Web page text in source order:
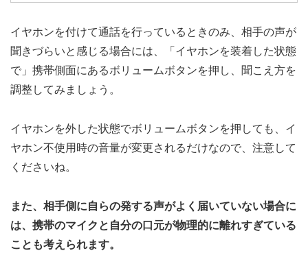
イヤホンを付けて通話を行っているときのみ、相手の声が
聞きづらいと感じる場合には、「イヤホンを装着した状態
で」携帯側面にあるボリュームボタンを押し、聞こえ方を
調整してみましょう。
イヤホンを外した状態でボリュームボタンを押しても、イ
ヤホン不使用時の音量が変更されるだけなので、注意して
くださいね。
また、相手側に自らの発する声がよく届いていない場合に
は、携帯のマイクと自分の口元が物理的に離れすぎている
ことも考えられます。